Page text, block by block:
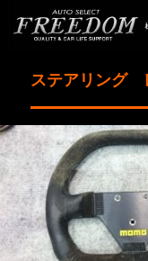
ステアリング